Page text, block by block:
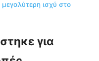
ισχύ στο
για